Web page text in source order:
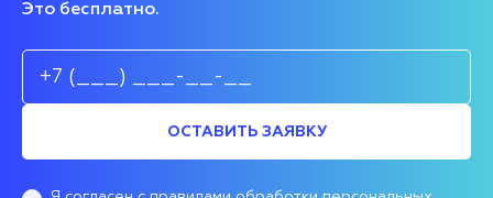
Это бесплатно.
ОСТАВИТЬ ЗАЯВКУ